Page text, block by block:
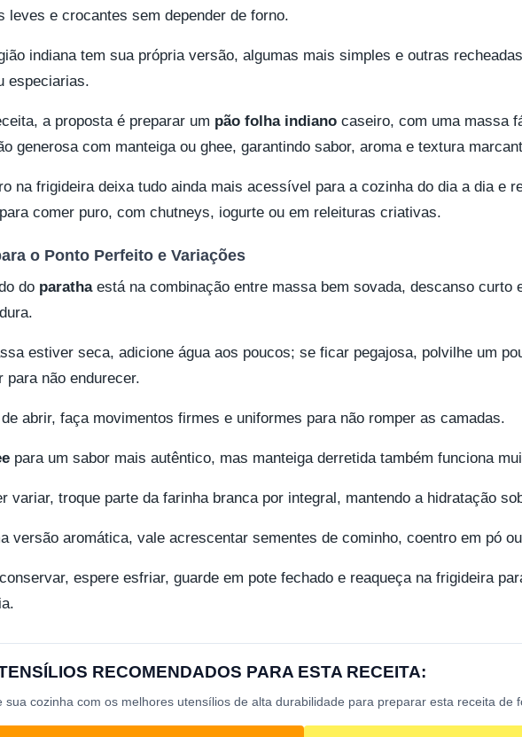
leves e crocantes sem depender de forno.
indiana tem sua própria versão, algumas mais simples e outras
especiarias.
a proposta é preparar um pão folha indiano caseiro, com uma massa
generosa com manteiga ou ghee, garantindo sabor, aroma e textura
na frigideira deixa tudo ainda mais acessível para a cozinha do dia a dia e
comer puro, com chutneys, iogurte ou em releituras criativas.
o Ponto Perfeito e Variações
do parathaestá na combinação entre massa bem sovada, descanso curto
estiver seca, adicione água aos poucos; se ficar pegajosa, polvilhe um
para não endurecer.
abrir, faça movimentos firmes e uniformes para não romper as camadas.
para um sabor mais autêntico, mas manteiga derretida também funciona
variar, troque parte da farinha branca por integral, mantendo a hidratação
versão aromática, vale acrescentar sementes de cominho, coentro em pó
espere esfriar, guarde em pote fechado e reaqueça na frigideira
RECOMENDADOS PARA ESTA RECEITA:
sua cozinha com os melhores utensílios de alta durabilidade para preparar esta receita de